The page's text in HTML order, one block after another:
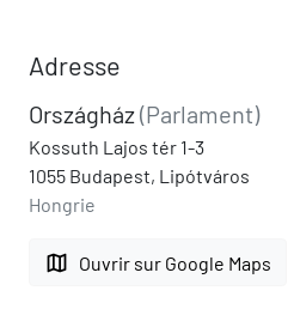
Adresse
Országház(Parlament)
Kossuth Lajos tér 1-3
1055 Budapest, Lipótváros
Hongrie
map Ouvrir sur Google Maps